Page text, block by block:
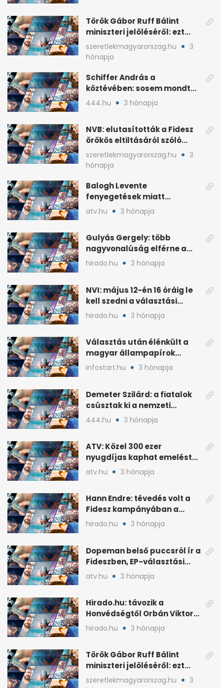
Török Gábor Ruff Bálint
miniszteri jelöléséről: ezt
írta a posztjában
szeretlekmagyarorszag.hu
3
hónapja
Schiffer András a
köztévében: sosem mondta,
ki fog nyerni
444.hu 3 hónapja
NVB: elutasították a Fidesz
örökös eltiltásáról szóló
népszavazást
szeretlekmagyarorszag.hu
3
hónapja
Balogh Levente
fenyegetések miatt
lemondta erdélyi előadás-
atv.hu 3 hónapja
Gulyás Gergely: több
nagyvonalúság elférne a
kétharmados győztesekben
hirado.hu 3 hónapja
NVI: május 12-én 16 óráig le
kell szedni a választási
plakátokat
hirado.hu 3 hónapja
Választás után élénkült a
magyar állampapírok
lakossági értékesítése
infostart.hu 3 hónapja
Demeter Szilárd: a fiatalok
csúsztak ki a nemzeti
kultúrából
444.hu 3 hónapja
ATV: Közel 300 ezer
nyugdíjas kaphat emelést
idén a Tisza terve szerint
atv.hu 3 hónapja
Hann Endre: tévedés volt a
Fidesz kampányában a
háborús veszély
hirado.hu 3 hónapja
Dopeman belső puccsról ír a
Fideszben, EP-választási
árral
atv.hu 3 hónapja
Hirado.hu: távozik a
Honvédségtől Orbán Viktor
fia, Orbán Gáspár
hirado.hu 3 hónapja
Török Gábor Ruff Bálint
miniszteri jelöléséről: ezt
írta a posztjában
szeretlekmagyarorszag.hu
3